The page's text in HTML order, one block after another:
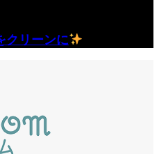
クリーンに